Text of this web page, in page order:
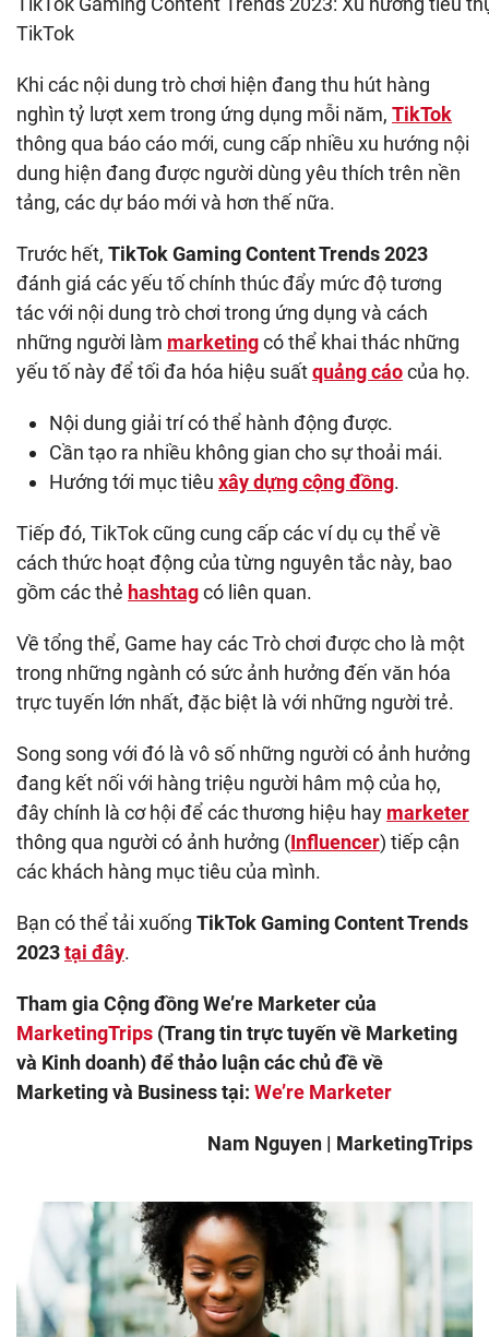
TikTok
Khi các nội dung trò chơi hiện đang thu hút hàng
nghìn tỷ lượt xem trong ứng dụng mỗi năm, TikTok
thông qua báo cáo mới, cung cấp nhiều xu hướng nội
dung hiện đang được người dùng yêu thích trên nền
tảng, các dự báo mới và hơn thế nữa.
Trước hết, TikTok Gaming Content Trends 2023
đánh giá các yếu tố chính thúc đẩy mức độ tương
tác với nội dung trò chơi trong ứng dụng và cách
những người làm marketingcó thể khai thác những
yếu tố này để tối đa hóa hiệu suấtquảng cáocủa họ.
Nội dung giải trí có thể hành động được.
Cần tạo ra nhiều không gian cho sự thoải mái.
Hướng tới mục tiêu xây dựng cộng đồng.
Tiếp đó, TikTok cũng cung cấp các ví dụ cụ thể về
cách thức hoạt động của từng nguyên tắc này, bao
gồm các thẻ hashtagcó liên quan.
Về tổng thể, Game hay các Trò chơi được cho là một
trong những ngành có sức ảnh hưởng đến văn hóa
trực tuyến lớn nhất, đặc biệt là với những người trẻ.
Song song với đó là vô số những người có ảnh hưởng
đang kết nối với hàng triệu người hâm mộ của họ,
đây chính là cơ hội để các thương hiệu hay marketer
thông qua người có ảnh hưởng (Influencer) tiếp cận
các khách hàng mục tiêu của mình.
Bạn có thể tải xuống TikTok Gaming Content Trends
2023tại đây.
Tham gia Cộng đồng We’re Marketer của
MarketingTrips (Trang tin trực tuyến về Marketing
và Kinh doanh) để thảo luận các chủ đề về
Marketing và Business tại: We’re Marketer
Nam Nguyen | MarketingTrips